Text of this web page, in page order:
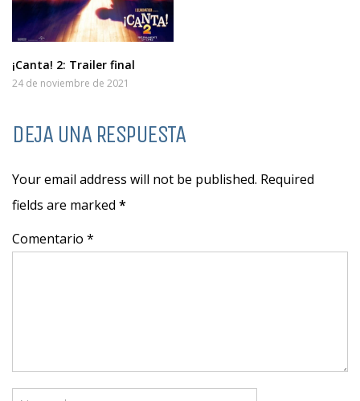
¡Canta! 2: Trailer final
24 de noviembre de 2021
DEJA UNA RESPUESTA
Your email address will not be published. Required
fields are marked *
Comentario *